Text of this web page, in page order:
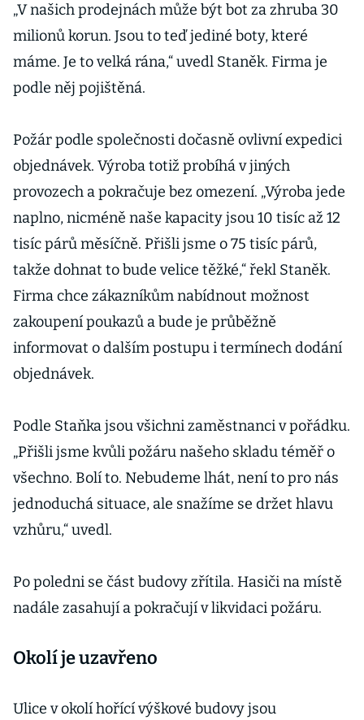
„V našich prodejnách může být bot za zhruba 30
milionů korun. Jsou to teď jediné boty, které
máme. Je to velká rána,“ uvedl Staněk. Firma je
podle něj pojištěná.
Požár podle společnosti dočasně ovlivní expedici
objednávek. Výroba totiž probíhá v jiných
provozech a pokračuje bez omezení. „Výroba jede
naplno, nicméně naše kapacity jsou 10 tisíc až 12
tisíc párů měsíčně. Přišli jsme o 75 tisíc párů,
takže dohnat to bude velice těžké,“ řekl Staněk.
Firma chce zákazníkům nabídnout možnost
zakoupení poukazů a bude je průběžně
informovat o dalším postupu i termínech dodání
objednávek.
Podle Staňka jsou všichni zaměstnanci v pořádku.
„Přišli jsme kvůli požáru našeho skladu téměř o
všechno. Bolí to. Nebudeme lhát, není to pro nás
jednoduchá situace, ale snažíme se držet hlavu
vzhůru,“ uvedl.
Po poledni se část budovy zřítila. Hasiči na místě
nadále zasahují a pokračují v likvidaci požáru.
Okolí je uzavřeno
Ulice v okolí hořící výškové budovy jsou